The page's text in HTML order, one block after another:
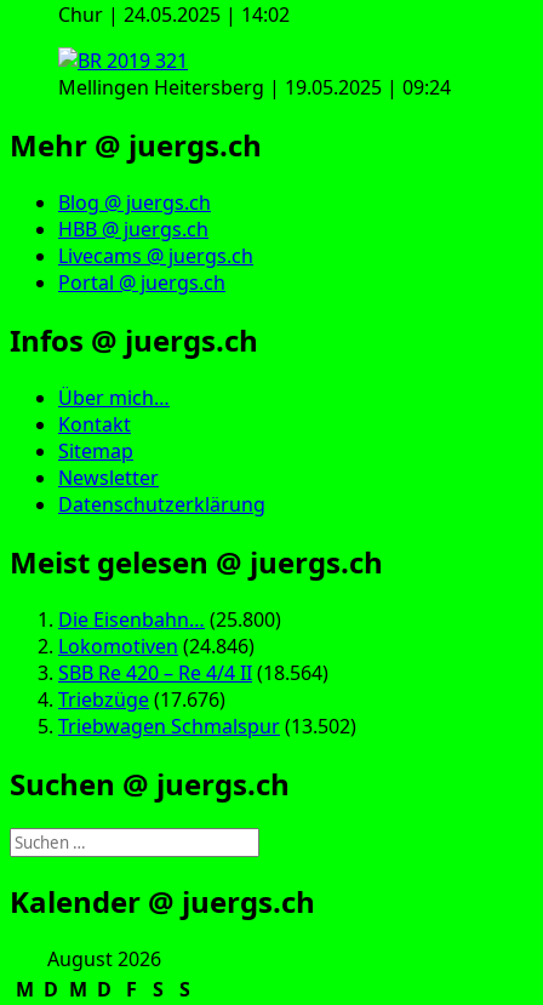
Chur | 24.05.2025 | 14:02
Mellingen Heitersberg | 19.05.2025 | 09:24
Mehr @ juergs.ch
Blog @ juergs.ch
HBB @ juergs.ch
Livecams @ juergs.ch
Portal @ juergs.ch
Infos @ juergs.ch
Über mich…
Kontakt
Sitemap
Newsletter
Datenschutzerklärung
Meist gelesen @ juergs.ch
Die Eisenbahn… (25.800)
Lokomotiven (24.846)
SBB Re 420 – Re 4/4 II(18.564)
Triebzüge(17.676)
Triebwagen Schmalspur(13.502)
Suchen @ juergs.ch
Suchen
nach:
Kalender @ juergs.ch
August 2026
M D M D F S
S